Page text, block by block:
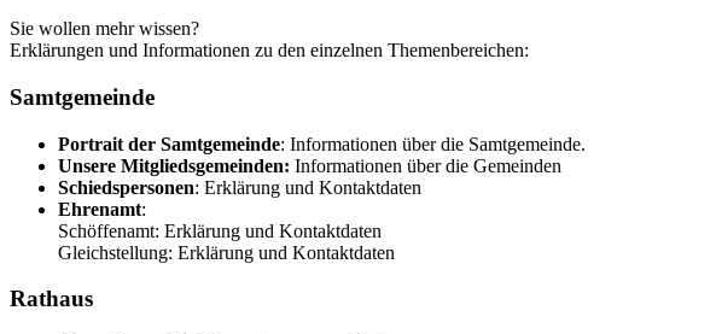
Sie wollen mehr wissen?
Erklärungen und Informationen zu den einzelnen Themenbereichen:
Samtgemeinde
Portrait der Samtgemeinde: Informationen über die Samtgemeinde.
Unsere Mitgliedsgemeinden: Informationen über die Gemeinden
Schiedspersonen: Erklärung und Kontaktdaten
Ehrenamt:
Schöffenamt: Erklärung und Kontaktdaten
Gleichstellung: Erklärung und Kontaktdaten
Rathaus